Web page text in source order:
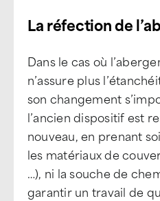
La réfection de
Dans le cas où
n’assure plus
son changement
l’ancien dispositif est
nouveau, en prenant
les matériaux de
…), ni la souche de
garantir un travail de